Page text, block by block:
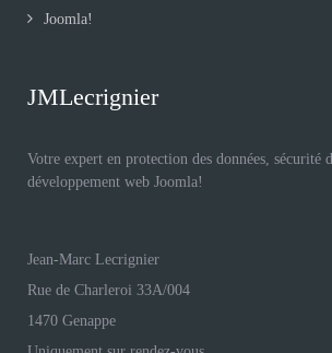
Joomla!
JMLecrignier
Votre expert en protection des données,
développement web Joomla!
Jean-Marc Lecrignier
Rue de Charleroi 33A/004
1470 Genappe